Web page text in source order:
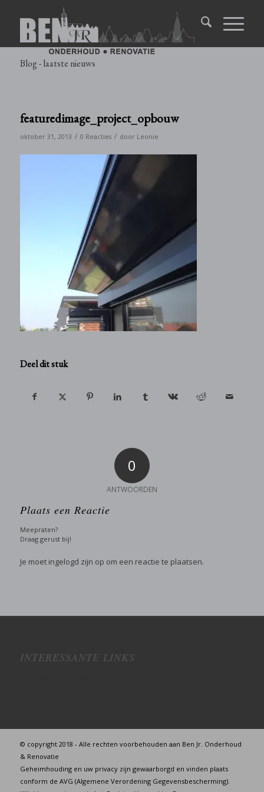
Blog - laatste nieuws
featuredimage_project_opbouw
oktober 31, 2013 / 0 Reacties / door Leonie
Deel dit stuk
0
ANTWOORDEN
Plaats een Reactie
Meepraten?
Draag gerust bij!
Je moet ingelogd zijn op om een reactie te plaatsen.
INTERESSANTE LINKS
© copyright 2018 - Alle rechten voorbehouden aan Ben Jr. Onderhoud
& Renovatie
Geheimhouding en uw privacy zijn gewaarborgd en vinden plaats
conform de AVG (Algemene Verordening Gegevensbescherming).